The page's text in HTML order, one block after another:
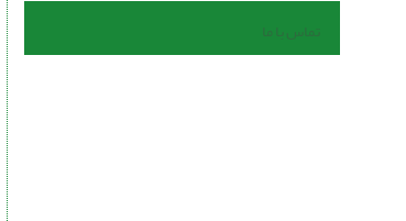
تماس با ما